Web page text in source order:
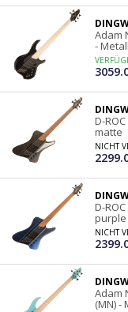
Adam
-
D-
matte
NICHT
D-
NICHT
Adam
(MN) -